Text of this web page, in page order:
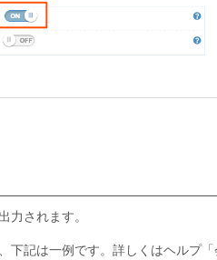
力されます。
下記は一例です。詳しくはヘルプ